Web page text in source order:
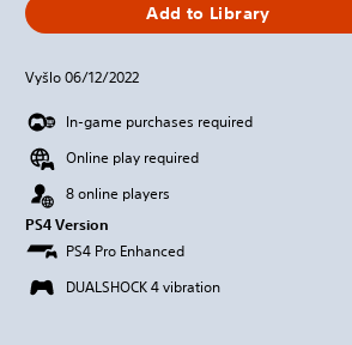
Add to Library
Vyšlo 06/12/2022
In-game purchases required
Online play required
8 online players
PS4 Version
PS4 Pro Enhanced
DUALSHOCK 4 vibration